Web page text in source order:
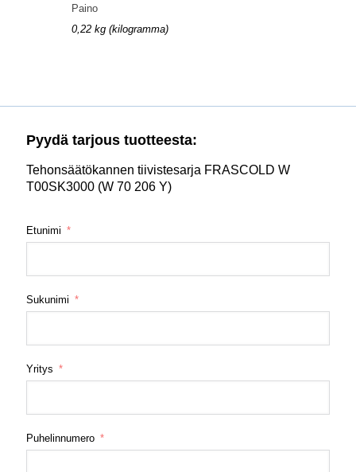
Paino
0,22 kg (kilogramma)
Pyydä tarjous tuotteesta:
Tehonsäätökannen tiivistesarja FRASCOLD W
T00SK3000 (W 70 206 Y)
Etunimi
Sukunimi
Yritys
Puhelinnumero